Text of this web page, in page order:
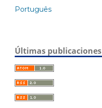
Português
Últimas publicaciones